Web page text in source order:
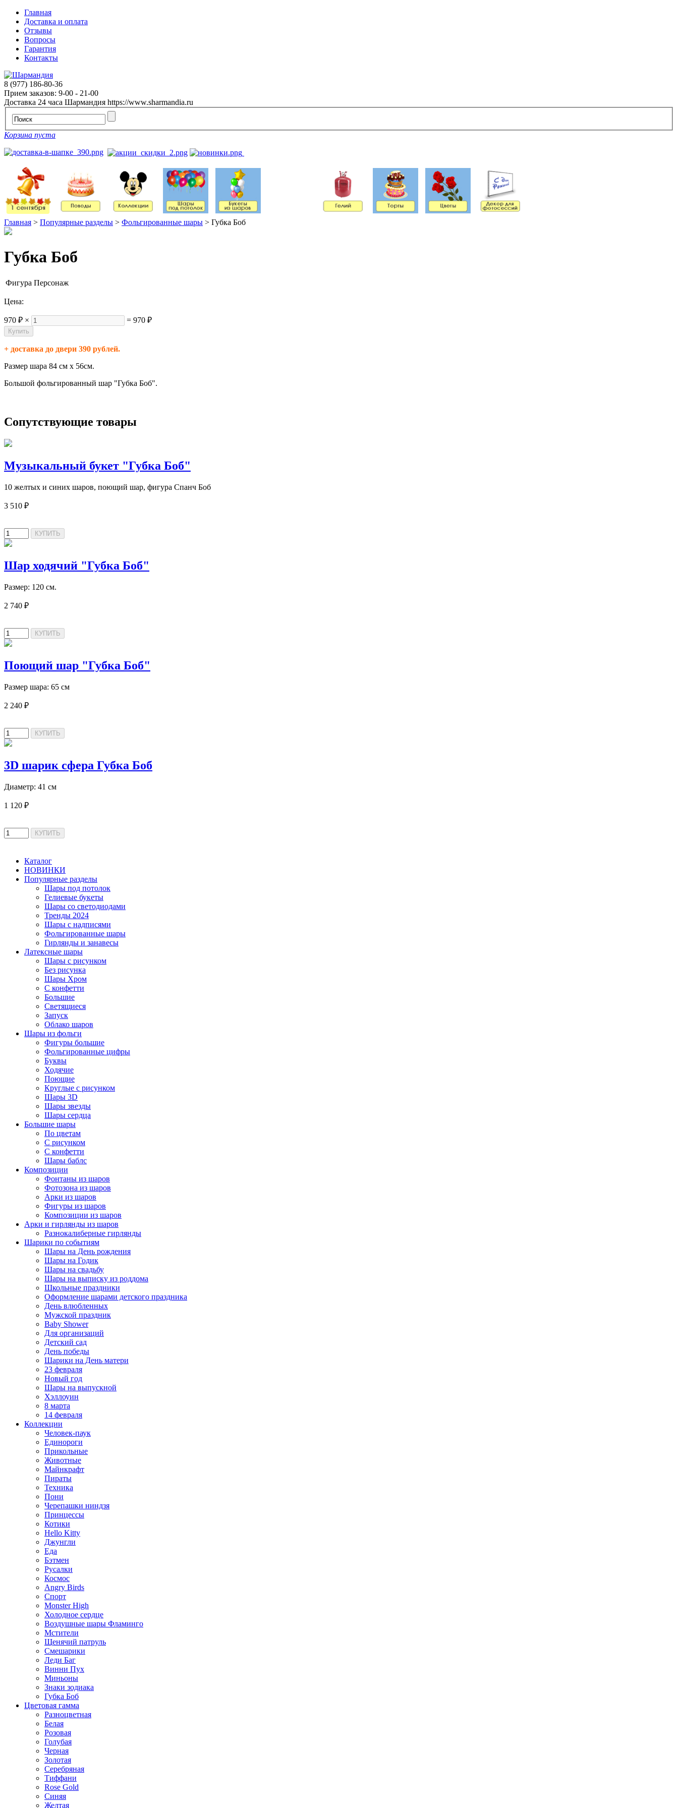
Главная
Доставка и оплата
Отзывы
Вопросы
Гарантия
Контакты
8 (977) 186-80-36
Прием заказов: 9-00 - 21-00
Доставка 24 часа Шармандия https://www.sharmandia.ru
Корзина пуста
Главная > Популярные разделы > Фольгированные шары > Губка Боб
Губка Боб
Фигура Персонаж
Цена:
970 ₽ × = 970 ₽
+ доставка до двери 390 рублей.
Размер шара 84 см х 56см.
Большой фольгированный шар "Губка Боб".
Сопутствующие товары
Музыкальный букет "Губка Боб"
10 желтых и синих шаров, поющий шар, фигура Спанч Боб
3 510 ₽
Шар ходячий "Губка Боб"
Размер: 120 см.
2 740 ₽
Поющий шар "Губка Боб"
Размер шара: 65 см
2 240 ₽
3D шарик сфера Губка Боб
Диаметр: 41 см
1 120 ₽
Каталог
НОВИНКИ
Популярные разделы
Шары под потолок
Гелиевые букеты
Шары со светодиодами
Тренды 2024
Шары с надписями
Фольгированные шары
Гирлянды и занавесы
Латексные шары
Шары с рисунком
Без рисунка
Шары Хром
C конфетти
Большие
Светящиеся
Запуск
Облако шаров
Шары из фольги
Фигуры большие
Фольгированные цифры
Буквы
Ходячие
Поющие
Круглые с рисунком
Шары 3D
Шары звезды
Шары сердца
Большие шары
По цветам
С рисунком
С конфетти
Шары баблс
Композиции
Фонтаны из шаров
Фотозона из шаров
Арки из шаров
Фигуры из шаров
Композиции из шаров
Арки и гирлянды из шаров
Разнокалиберные гирлянды
Шарики по событиям
Шары на День рождения
Шары на Годик
Шары на свадьбу
Шары на выписку из роддома
Школьные праздники
Оформление шарами детского праздника
День влюбленных
Мужской праздник
Baby Shower
Для организаций
Детский сад
День победы
Шарики на День матери
23 февраля
Новый год
Шары на выпускной
Хэллоуин
8 марта
14 февраля
Коллекции
Человек-паук
Единороги
Прикольные
Животные
Майнкрафт
Пираты
Техника
Пони
Черепашки ниндзя
Принцессы
Котики
Hello Kitty
Джунгли
Еда
Бэтмен
Русалки
Космос
Angry Birds
Спорт
Monster High
Холодное сердце
Воздушные шары Фламинго
Мстители
Щенячий патруль
Смешарики
Леди Баг
Винни Пух
Миньоны
Знаки зодиака
Губка Боб
Цветовая гамма
Разноцветная
Белая
Розовая
Голубая
Черная
Золотая
Серебряная
Тиффани
Rose Gold
Синяя
Желтая